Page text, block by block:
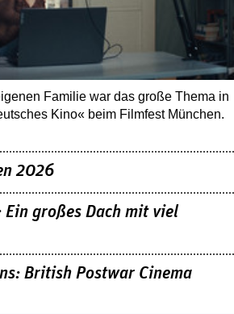
Familie war das große Thema in
Kino« beim Filmfest München.
2026
Ein großes Dach mit viel
British Postwar Cinema